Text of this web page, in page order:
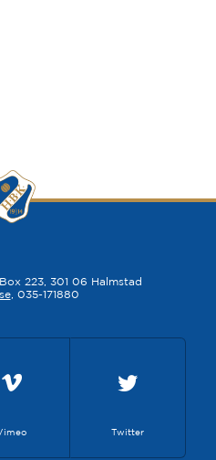
223, 301 06 Halmstad
, 035-171880
Twitter